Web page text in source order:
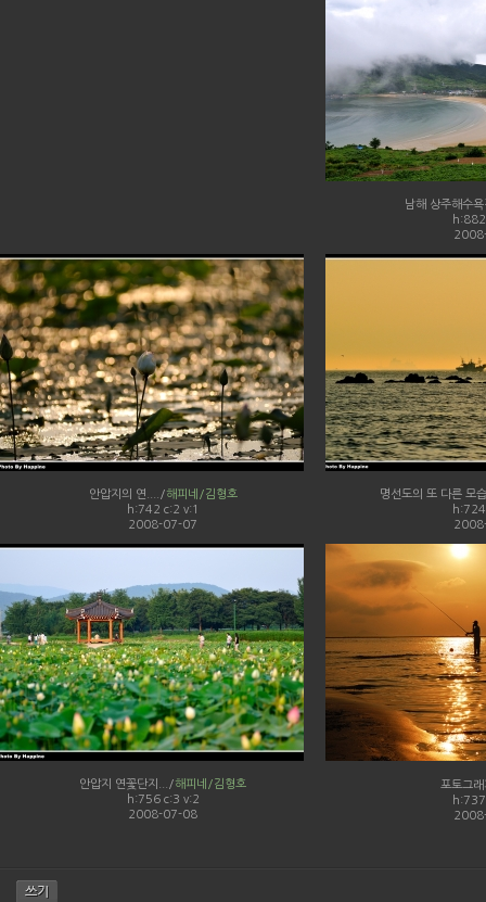
남해 상주해수
안압지의 연..../해피네/김형호
h:742 c:2 v:1
2008-07-07
명선도의 또 다른 모
안압지 연꽃단지.../해피네/김형호
h:756 c:3 v:2
2008-07-08
포토그